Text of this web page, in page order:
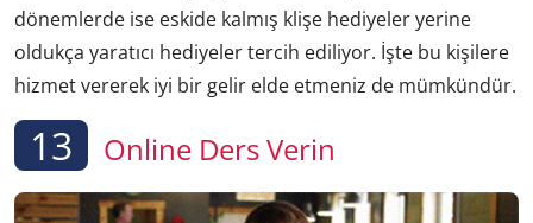
dönemlerde ise eskide kalmış klişe hediyeler yerine
oldukça yaratıcı hediyeler tercih ediliyor. İşte bu kişilere
hizmet vererek iyi bir gelir elde etmeniz de mümkündür.
13 Online Ders Verin